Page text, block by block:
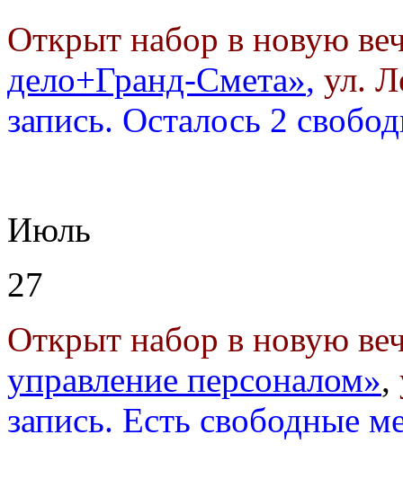
Открыт набор в новую
дело+Гранд-Смета», ул.
запись. Осталось 2
Июль
27
Открыт набор в новую
управление персоналом»,
запись. Есть свободные